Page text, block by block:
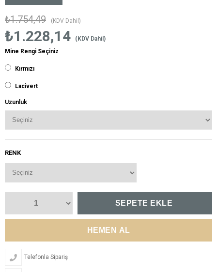
₺1.754,49 (KDV Dahil)
₺1.228,14
(KDV Dahil)
Mine Rengi Seçiniz
Kırmızı
Lacivert
Uzunluk
RENK
Telefonla Sipariş